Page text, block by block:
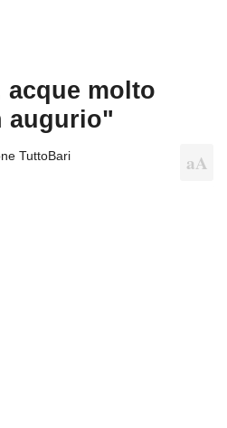
molto
augurio"
TuttoBari